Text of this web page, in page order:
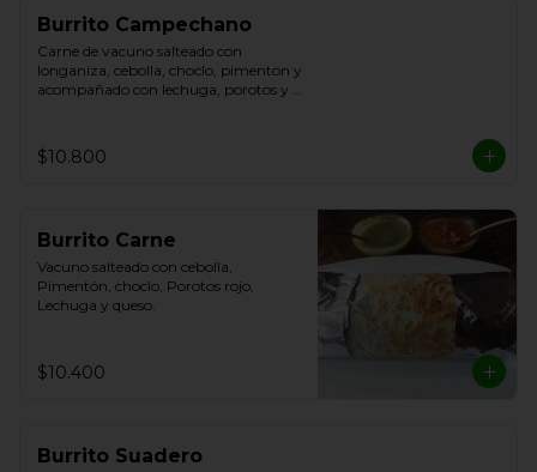
Burrito Campechano
Carne de vacuno salteado con
longaniza, cebolla, choclo, pimenton y
acompañado con lechuga, porotos y
$10.800
Burrito Carne
Vacuno salteado con cebolla,
Pimentón, choclo, Porotos rojo,
Lechuga y queso.
$10.400
Burrito Suadero